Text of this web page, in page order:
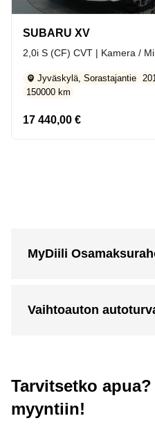
SUBARU XV
2,0i S (CF) CVT | Kamera /
Jyväskylä, Sorastajantie
150000 km
17 440,00 €
MyDiili
Vaihtoauton
Tarvitsetko
myyntiin!